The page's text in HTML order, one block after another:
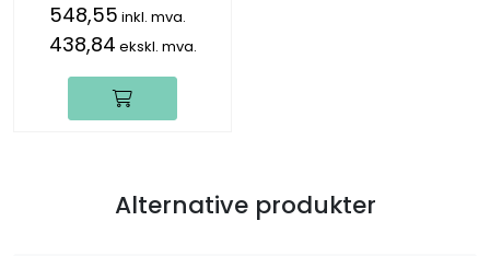
548,55 inkl. mva.
438,84 ekskl. mva.
Alternative produkter